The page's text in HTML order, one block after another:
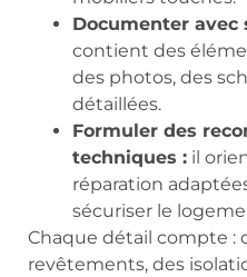
Documenter avec
contient des
des photos, des
détaillées.
Formuler des
techniques : il
réparation
sécuriser le
Chaque détail compte :
revêtements, des